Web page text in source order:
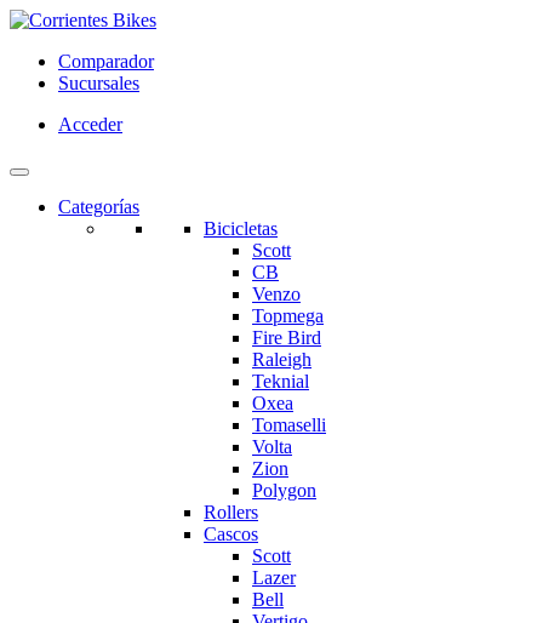
Comparador
Sucursales
Acceder
Categorías
Bicicletas
Scott
CB
Venzo
Topmega
Fire Bird
Raleigh
Teknial
Oxea
Tomaselli
Volta
Zion
Polygon
Rollers
Cascos
Scott
Lazer
Bell